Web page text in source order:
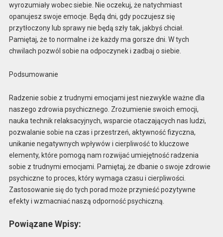
wyrozumiały wobec siebie. Nie oczekuj, że natychmiast
opanujesz swoje emocje. Będą dni, gdy poczujesz się
przytłoczony lub sprawy nie będą szły tak, jakbyś chciał.
Pamiętaj, że to normalne i że każdy ma gorsze dni. W tych
chwilach pozwól sobie na odpoczynek i zadbaj o siebie.
Podsumowanie
Radzenie sobie z trudnymi emocjami jest niezwykle ważne dla
naszego zdrowia psychicznego. Zrozumienie swoich emocji,
nauka technik relaksacyjnych, wsparcie otaczających nas ludzi,
pozwalanie sobie na czas i przestrzeń, aktywność fizyczna,
unikanie negatywnych wpływów i cierpliwość to kluczowe
elementy, które pomogą nam rozwijać umiejętność radzenia
sobie z trudnymi emocjami. Pamiętaj, że dbanie o swoje zdrowie
psychiczne to proces, który wymaga czasu i cierpliwości.
Zastosowanie się do tych porad może przynieść pozytywne
efekty i wzmacniać naszą odporność psychiczną.
Powiązane Wpisy: